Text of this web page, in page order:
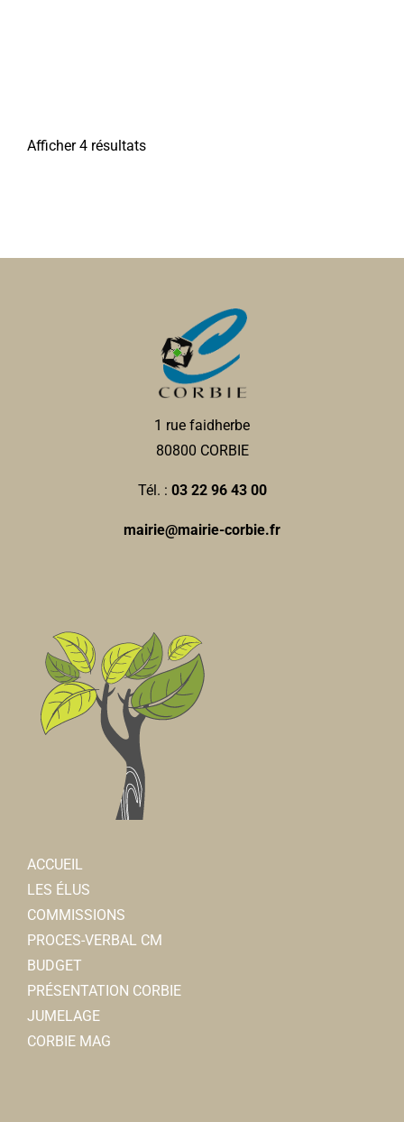
Afficher 4 résultats
1 rue faidherbe
80800 CORBIE
Tél. : 03 22 96 43 00
mairie@mairie-corbie.fr
ACCUEIL
LES ÉLUS
COMMISSIONS
PROCES-VERBAL CM
BUDGET
PRÉSENTATION CORBIE
JUMELAGE
CORBIE MAG